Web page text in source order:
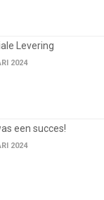
Levering
2024
een succes!
2024